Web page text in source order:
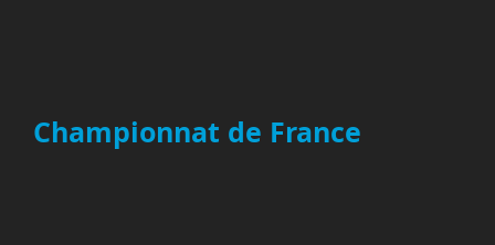
Championnat de France